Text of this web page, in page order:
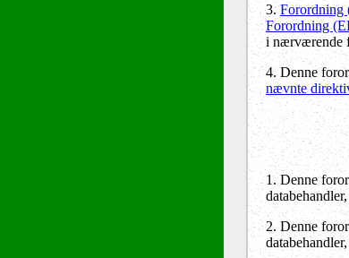
3.Forordning
Forordning
i nærværende
4. Denne
nævnte
1. Denne
2. Denne